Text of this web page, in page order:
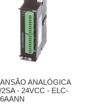
ANALÓGICA
- 24VCC - ELC-